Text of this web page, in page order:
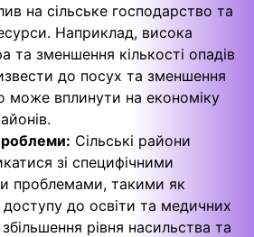
на сільське господарство та
Наприклад, висока
та зменшення кількості опадів
до посух та зменшення
вплинути на економіку
Сільські райони
зі специфічними
проблемами, такими як
доступу до освіти та медичних
рівня насильства та